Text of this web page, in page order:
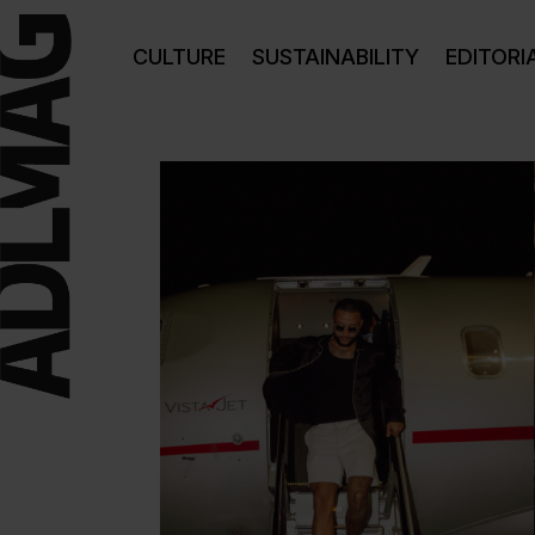
CULTURE SUSTAINABILITY